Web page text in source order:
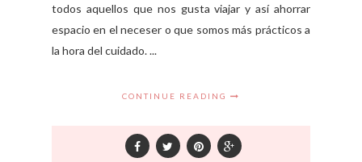
todos aquellos que nos gusta viajar y así ahorrar
espacio en el neceser o que somos más prácticos a
la hora del cuidado. ...
CONTINUE READING